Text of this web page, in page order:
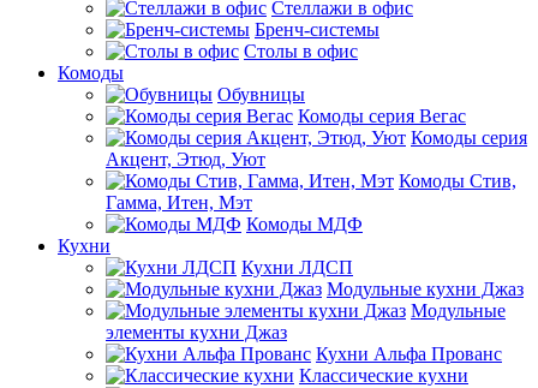
Стеллажи в офис
Бренч-системы
Столы в офис
Комоды
Обувницы
Комоды серия Вегас
Комоды серия
Акцент, Этюд, Уют
Комоды Стив,
Гамма, Итен, Мэт
Комоды МДФ
Кухни
Кухни ЛДСП
Модульные кухни Джаз
Модульные
элементы кухни Джаз
Кухни Альфа Прованс
Классические кухни